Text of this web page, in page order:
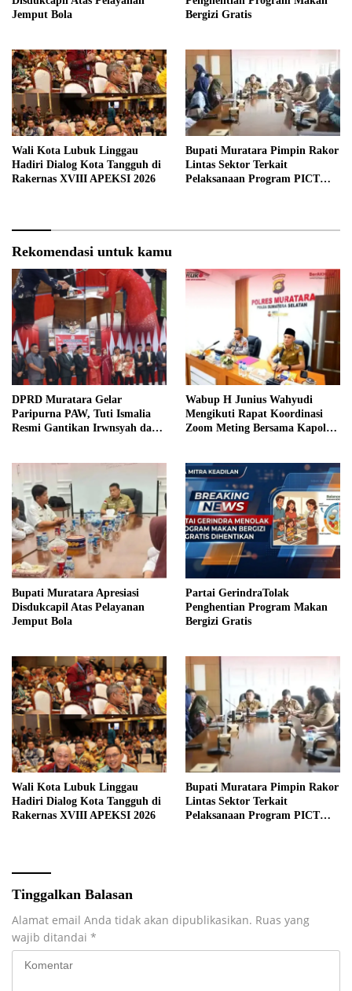
Jemput Bola
Bergizi Gratis
Wali Kota Lubuk Linggau
Hadiri Dialog Kota Tangguh di
Rakernas XVIII APEKSI 2026
Bupati Muratara Pimpin Rakor
Lintas Sektor Terkait
Pelaksanaan Program PICT
Rekomendasi untuk kamu
DPRD Muratara Gelar
Paripurna PAW, Tuti Ismalia
Resmi Gantikan Irwnsyah dari
Wabup H Junius Wahyudi
Mengikuti Rapat Koordinasi
Zoom Meting Bersama Kapolres
Bupati Muratara Apresiasi
Disdukcapil Atas Pelayanan
Jemput Bola
Partai GerindraTolak
Penghentian Program Makan
Bergizi Gratis
Wali Kota Lubuk Linggau
Hadiri Dialog Kota Tangguh di
Rakernas XVIII APEKSI 2026
Bupati Muratara Pimpin Rakor
Lintas Sektor Terkait
Pelaksanaan Program PICT
Tinggalkan Balasan
Alamat email Anda tidak akan dipublikasikan. Ruas yang
wajib ditandai *